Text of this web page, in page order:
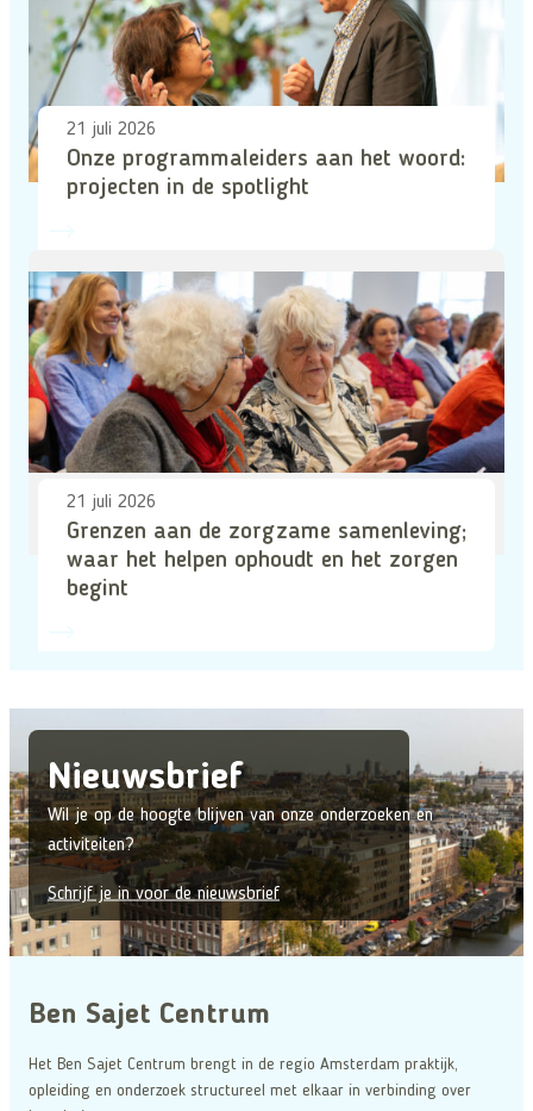
21 juli 2026
Onze programmaleiders aan het woord:
projecten in de spotlight
21 juli 2026
Grenzen aan de zorgzame samenleving;
waar het helpen ophoudt en het zorgen
begint
Nieuwsbrief
Wil je op de hoogte blijven van onze onderzoeken en
activiteiten?
Schrijf je in voor de nieuwsbrief
Ben Sajet Centrum
Het Ben Sajet Centrum brengt in de regio Amsterdam praktijk,
opleiding en onderzoek structureel met elkaar in verbinding over